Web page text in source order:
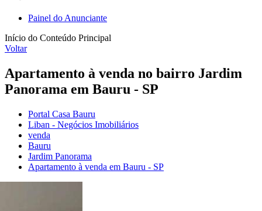
Painel do Anunciante
Início do Conteúdo Principal
Voltar
Apartamento à venda no bairro Jardim
Panorama em Bauru - SP
Portal Casa Bauru
Liban - Negócios Imobiliários
venda
Bauru
Jardim Panorama
Apartamento à venda em Bauru - SP